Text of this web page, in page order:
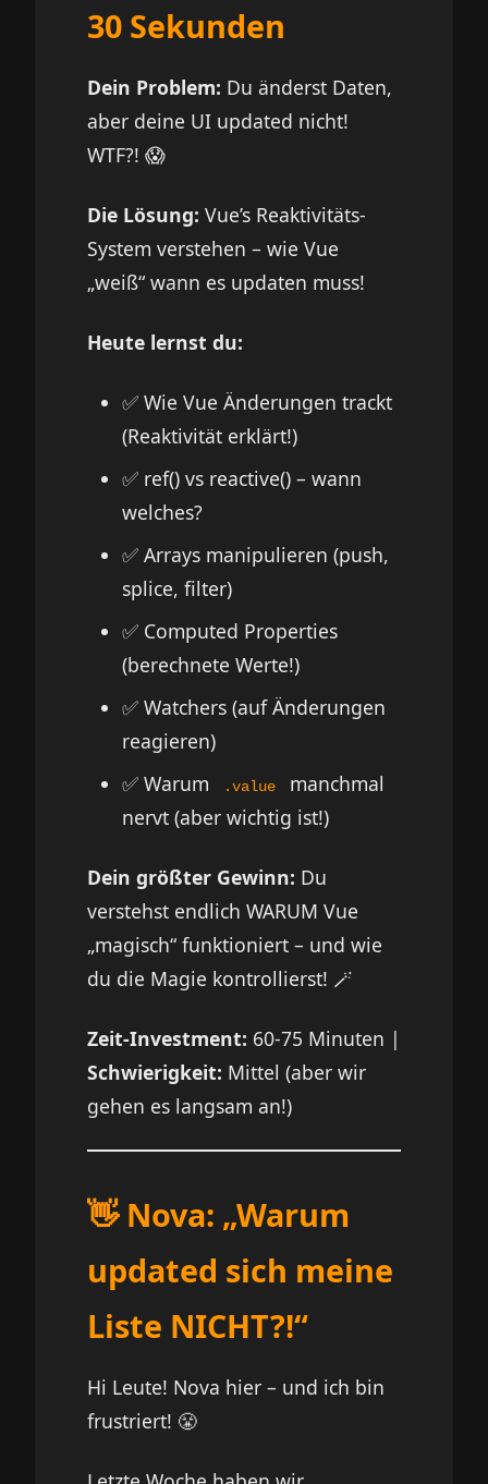
30 Sekunden
Dein Problem: Du änderst Daten,
aber deine UI updated nicht!
WTF?! 😱
Die Lösung: Vue’s Reaktivitäts-
System verstehen – wie Vue
„weiß“ wann es updaten muss!
Heute lernst du:
✅ Wie Vue Änderungen trackt
(Reaktivität erklärt!)
✅ ref() vs reactive() – wann
welches?
✅ Arrays manipulieren (push,
splice, filter)
✅ Computed Properties
(berechnete Werte!)
✅ Watchers (auf Änderungen
reagieren)
✅ Warum
.value
manchmal
nervt (aber wichtig ist!)
Dein größter Gewinn: Du
verstehst endlich WARUM Vue
„magisch“ funktioniert – und wie
du die Magie kontrollierst! 🪄
Zeit-Investment: 60-75 Minuten |
Schwierigkeit: Mittel (aber wir
gehen es langsam an!)
👋 Nova: „Warum
updated sich meine
Liste NICHT?!“
Hi Leute! Nova hier – und ich bin
frustriert! 😤